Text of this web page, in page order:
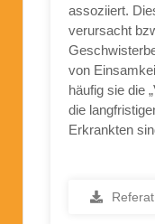
assoziiert.
verursacht
von
häufig sie die
die
Erkrankten